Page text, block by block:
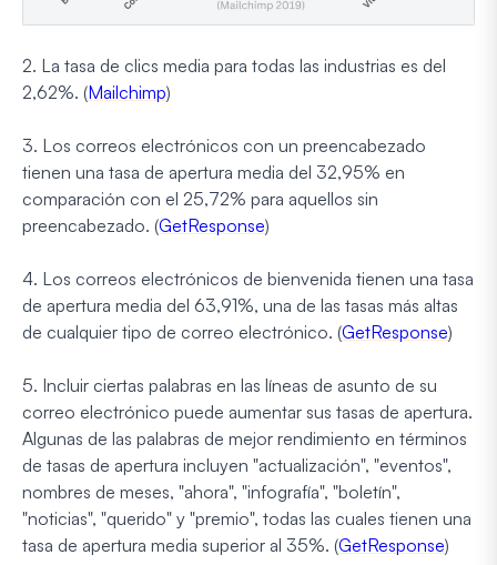
2. La tasa de clics media para todas las industrias es del
2,62%. (Mailchimp)
3. Los correos electrónicos con un preencabezado
tienen una tasa de apertura media del 32,95% en
comparación con el 25,72% para aquellos sin
preencabezado. (GetResponse)
4. Los correos electrónicos de bienvenida tienen una tasa
de apertura media del 63,91%, una de las tasas más altas
de cualquier tipo de correo electrónico. (GetResponse)
5. Incluir ciertas palabras en las líneas de asunto de su
correo electrónico puede aumentar sus tasas de apertura.
Algunas de las palabras de mejor rendimiento en términos
de tasas de apertura incluyen "actualización", "eventos",
nombres de meses, "ahora", "infografía", "boletín",
"noticias", "querido" y "premio", todas las cuales tienen una
tasa de apertura media superior al 35%. (GetResponse)